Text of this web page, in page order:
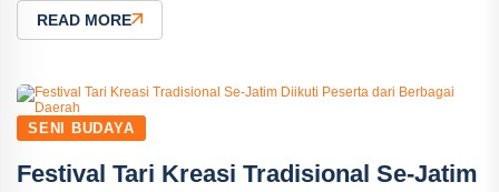
READ MORE
SENI BUDAYA
Festival Tari Kreasi Tradisional Se-Jatim